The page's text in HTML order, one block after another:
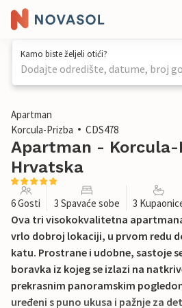
Kamo biste željeli otići?
Dodajte odredište, datume, broj
1 / 48
Apartman
Korcula-Prizba
CDS478
Apartman - Korcula-
Hrvatska
6 Gosti 3 Spavaće sobe 3
Ova tri visokokvalitetna
vrlo dobroj lokaciji, u prvom redu
katu. Prostrane i udobne, sastoje
boravka iz kojeg se izlazi na
prekrasnim panoramskim
uređeni s puno ukusa i pažnje za